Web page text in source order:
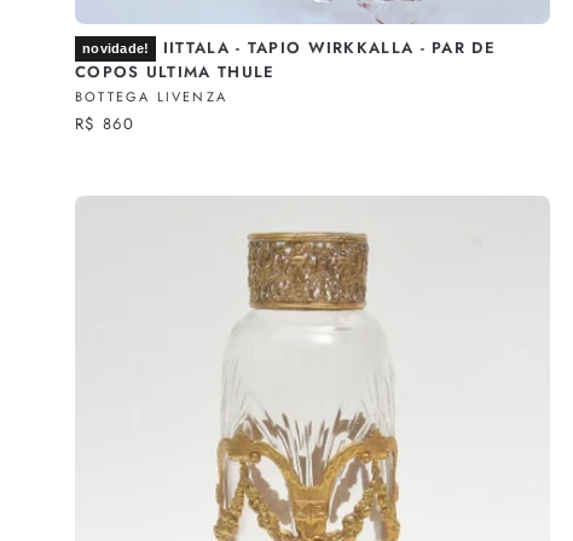
novidade!
IITTALA - TAPIO WIRKKALLA - PAR DE
COPOS ULTIMA THULE
BOTTEGA LIVENZA
R$ 860